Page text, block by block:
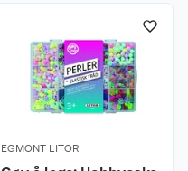
EGMONT LITOR